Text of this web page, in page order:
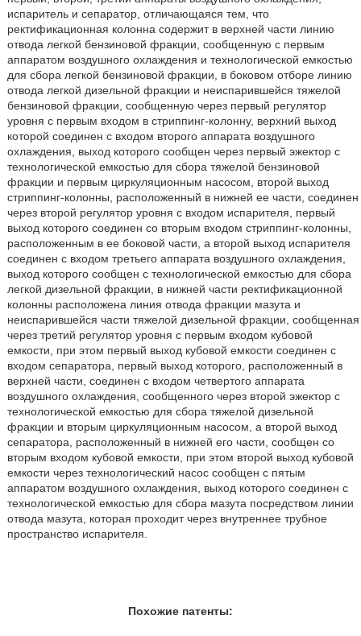
испаритель и сепаратор, отличающаяся тем, что
ректификационная колонна содержит в верхней части линию
отвода легкой бензиновой фракции, сообщенную с первым
аппаратом воздушного охлаждения и технологической емкостью
для сбора легкой бензиновой фракции, в боковом отборе линию
отвода легкой дизельной фракции и неиспарившейся тяжелой
бензиновой фракции, сообщенную через первый регулятор
уровня с первым входом в стриппинг-колонну, верхний выход
которой соединен с входом второго аппарата воздушного
охлаждения, выход которого сообщен через первый эжектор с
технологической емкостью для сбора тяжелой бензиновой
фракции и первым циркуляционным насосом, второй выход
стриппинг-колонны, расположенный в нижней ее части, соединен
через второй регулятор уровня с входом испарителя, первый
выход которого соединен со вторым входом стриппинг-колонны,
расположенным в ее боковой части, а второй выход испарителя
соединен с входом третьего аппарата воздушного охлаждения,
выход которого сообщен с технологической емкостью для сбора
легкой дизельной фракции, в нижней части ректификационной
колонны расположена линия отвода фракции мазута и
неиспарившейся части тяжелой дизельной фракции, сообщенная
через третий регулятор уровня с первым входом кубовой
емкости, при этом первый выход кубовой емкости соединен с
входом сепаратора, первый выход которого, расположенный в
верхней части, соединен с входом четвертого аппарата
воздушного охлаждения, сообщенного через второй эжектор с
технологической емкостью для сбора тяжелой дизельной
фракции и вторым циркуляционным насосом, а второй выход
сепаратора, расположенный в нижней его части, сообщен со
вторым входом кубовой емкости, при этом второй выход кубовой
емкости через технологический насос сообщен с пятым
аппаратом воздушного охлаждения, выход которого соединен с
технологической емкостью для сбора мазута посредством линии
отвода мазута, которая проходит через внутреннее трубное
пространство испарителя.
Похожие патенты: